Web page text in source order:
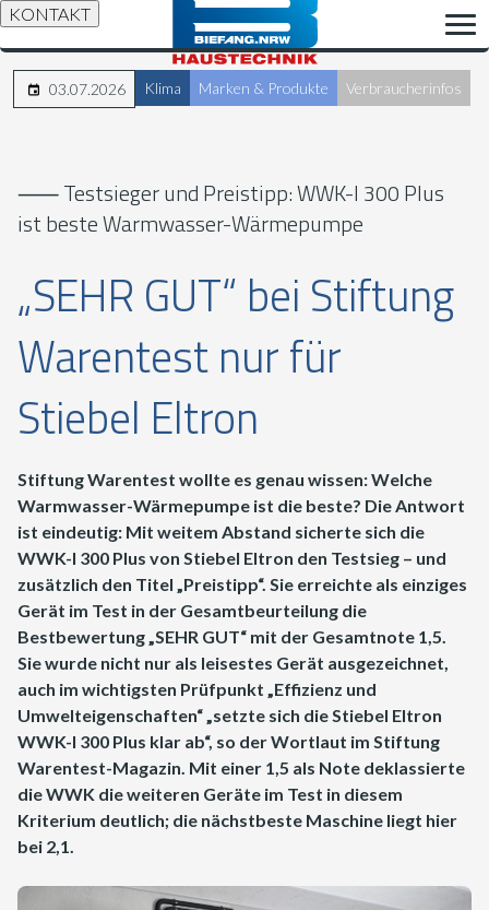
KONTAKT
03.07.2026 Klima Marken & Produkte Verbraucherinfos
⸺ Testsieger und Preistipp: WWK-I 300 Plus
ist beste Warmwasser-Wärmepumpe
„SEHR GUT“ bei Stiftung
Warentest nur für
Stiebel Eltron
Stiftung Warentest wollte es genau wissen: Welche
Warmwasser-Wärmepumpe ist die beste? Die Antwort
ist eindeutig: Mit weitem Abstand sicherte sich die
WWK-I 300 Plus von Stiebel Eltron den Testsieg – und
zusätzlich den Titel „Preistipp“. Sie erreichte als einziges
Gerät im Test in der Gesamtbeurteilung die
Bestbewertung „SEHR GUT“ mit der Gesamtnote 1,5.
Sie wurde nicht nur als leisestes Gerät ausgezeichnet,
auch im wichtigsten Prüfpunkt „Effizienz und
Umwelteigenschaften“ „setzte sich die Stiebel Eltron
WWK-I 300 Plus klar ab“, so der Wortlaut im Stiftung
Warentest-Magazin. Mit einer 1,5 als Note deklassierte
die WWK die weiteren Geräte im Test in diesem
Kriterium deutlich; die nächstbeste Maschine liegt hier
bei 2,1.